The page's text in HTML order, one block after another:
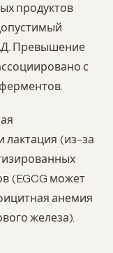
продуктов
Превышение
с
лактация (из-за
(EGCG может
анемия
железа).